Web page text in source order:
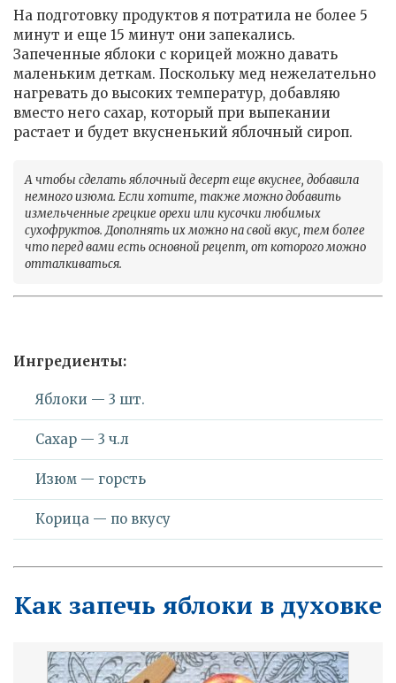
На подготовку продуктов я потратила не более 5
минут и еще 15 минут они запекались.
Запеченные яблоки с корицей можно давать
маленьким деткам. Поскольку мед нежелательно
нагревать до высоких температур, добавляю
вместо него сахар, который при выпекании
растает и будет вкусненький яблочный сироп.
А чтобы сделать яблочный десерт еще вкуснее, добавила
немного изюма. Если хотите, также можно добавить
измельченные грецкие орехи или кусочки любимых
сухофруктов. Дополнять их можно на свой вкус, тем более
что перед вами есть основной рецепт, от которого можно
отталкиваться.
Ингредиенты:
Яблоки — 3 шт.
Сахар — 3 ч.л
Изюм — горсть
Корица — по вкусу
Как запечь яблоки в духовке